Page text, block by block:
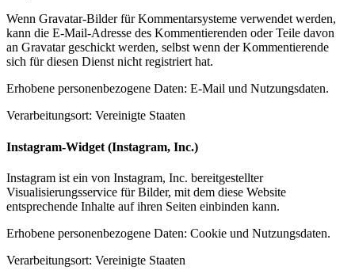
Wenn Gravatar-Bilder für Kommentarsysteme verwendet werden,
kann die E-Mail-Adresse des Kommentierenden oder Teile davon
an Gravatar geschickt werden, selbst wenn der Kommentierende
sich für diesen Dienst nicht registriert hat.
Erhobene personenbezogene Daten: E-Mail und Nutzungsdaten.
Verarbeitungsort: Vereinigte Staaten
Instagram-Widget (Instagram, Inc.)
Instagram ist ein von Instagram, Inc. bereitgestellter
Visualisierungsservice für Bilder, mit dem diese Website
entsprechende Inhalte auf ihren Seiten einbinden kann.
Erhobene personenbezogene Daten: Cookie und Nutzungsdaten.
Verarbeitungsort: Vereinigte Staaten